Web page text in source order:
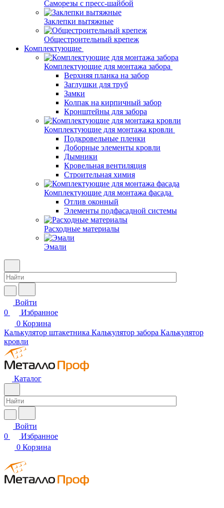
Саморезы с пресс-шайбой
Заклепки вытяжные
Общестроительный крепеж
Комплектующие
Комплектующие для монтажа забора
Верхняя планка на забор
Заглушки для труб
Замки
Колпак на кирпичный забор
Кронштейны для забора
Комплектующие для монтажа кровли
Подкровельные пленки
Доборные элементы кровли
Дымники
Кровельная вентиляция
Строительная химия
Комплектующие для монтажа фасада
Отлив оконный
Элементы подфасадной системы
Расходные материалы
Эмали
Войти
0
Избранное
0 Корзина
Калькулятор штакетника Калькулятор забора Калькулятор
кровли
Каталог
Войти
0
Избранное
0 Корзина